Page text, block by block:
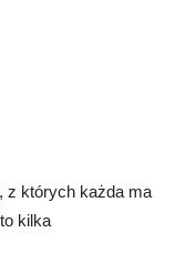
z których każda ma
kilka